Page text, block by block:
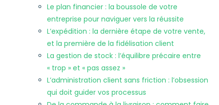
Le plan financier : la boussole de votre
entreprise pour naviguer vers la réussite
L’expédition : la dernière étape de votre vente,
et la première de la fidélisation client
La gestion de stock : l’équilibre précaire entre
« trop » et « pas assez »
L’administration client sans friction : l’obsession
qui doit guider vos processus